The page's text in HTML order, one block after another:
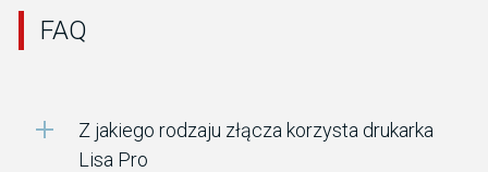
FAQ
Z jakiego rodzaju złącza korzysta drukarka
Lisa Pro